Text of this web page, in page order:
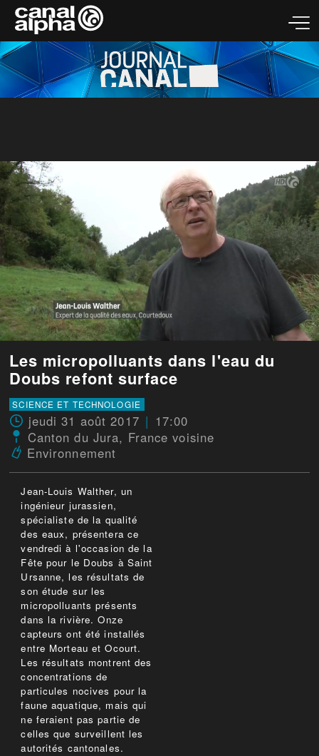
Les micropolluants dans l'eau du
Doubs refont surface
SCIENCE ET TECHNOLOGIE
jeudi 31 août 2017
17:00
Canton du Jura, France voisine
Environnement
Jean-Louis Walther, un
ingénieur jurassien,
spécialiste de la qualité
des eaux, présentera ce
vendredi à l'occasion de la
Fête pour le Doubs à Saint
Ursanne, les résultats de
son étude sur les
micropolluants présents
dans la rivière. Onze
capteurs ont été installés
entre Morteau et Ocourt.
Les résultats montrent des
concentrations de
particules nocives pour la
faune aquatique, mais qui
ne feraient pas partie de
celles que surveillent les
autorités cantonales.